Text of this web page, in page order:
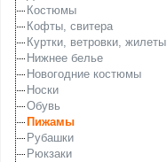
Костюмы
Кофты, свитера
Куртки, ветровки, жилеты
Нижнее белье
Новогодние костюмы
Носки
Обувь
Пижамы
Рубашки
Рюкзаки